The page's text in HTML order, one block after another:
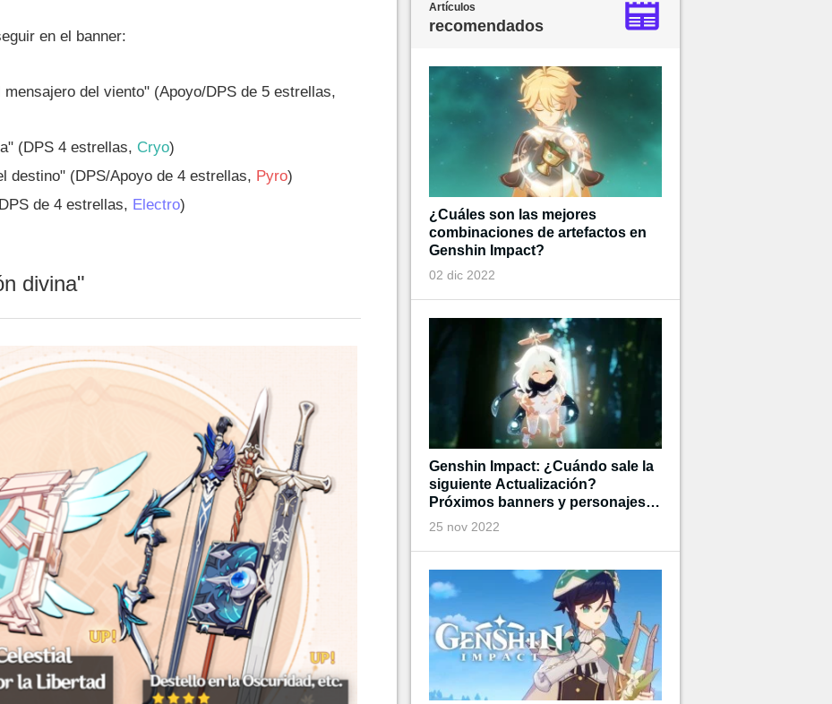
en el banner:
mensajero del viento" (Apoyo/DPS de 5 estrellas,
(DPS 4 estrellas, Cryo)
destino" (DPS/Apoyo de 4 estrellas, Pyro)
de 4 estrellas, Electro)
divina"
Artículos
recomendados
¿Cuáles son las mejores
combinaciones de artefactos en
Genshin Impact?
02 dic 2022
Genshin Impact: ¿Cuándo sale la
siguiente Actualización?
Próximos banners y personajes
disponibles
25 nov 2022